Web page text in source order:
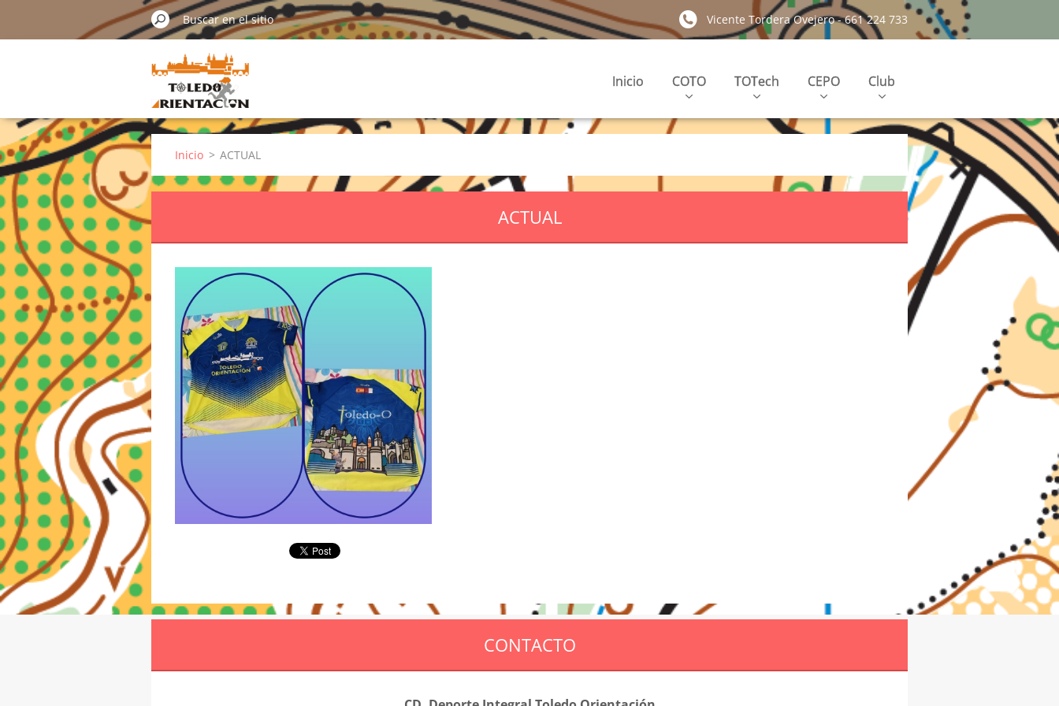
Vicente Tordera Ovejero - 661 224 733
Inicio COTO TOTech CEPO Club
Inicio > ACTUAL
ACTUAL
CONTACTO